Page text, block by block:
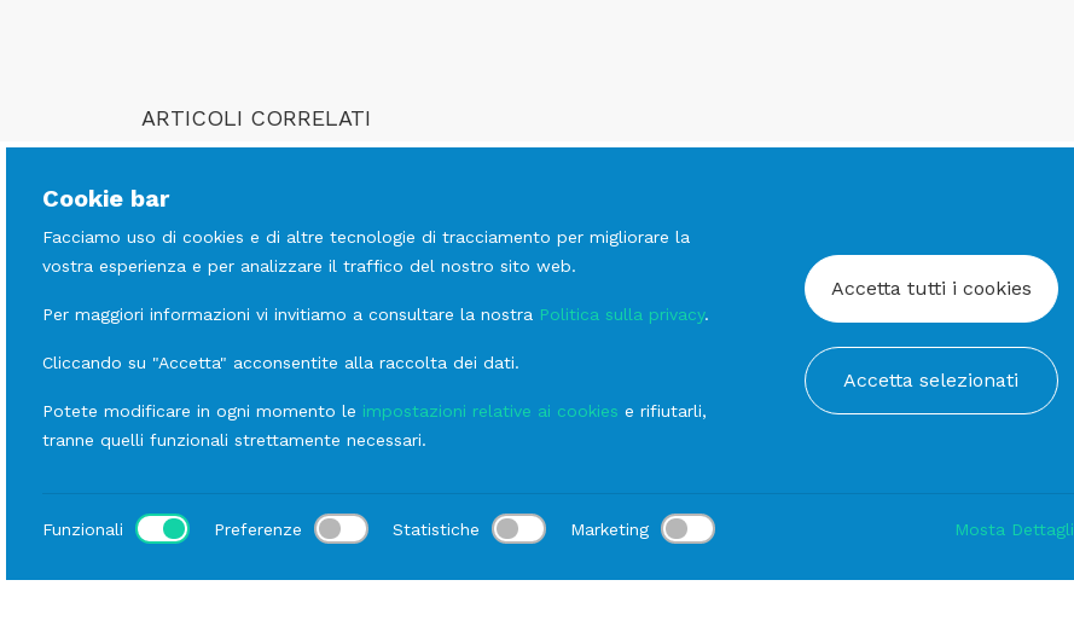
ARTICOLI CORRELATI
Appuntamento del
mese: Viscom
Noleggio
attrezzatura da sala:
eleganza e praticità
Cookie bar
Facciamo uso di cookies e di altre tecnologie di tracciamento per migliorare la
vostra esperienza e per analizzare il traffico del nostro sito web.
Per maggiori informazioni vi invitiamo a consultare la nostra Politica sulla privacy.
Cliccando su "Accetta" acconsentite alla raccolta dei dati.
Potete modificare in ogni momento le impostazioni relative ai cookies e rifiutarli,
tranne quelli funzionali strettamente necessari.
Accetta tutti i cookies
Accetta selezionati
Funzionali Preferenze Statistiche Marketing Mosta Dettagli